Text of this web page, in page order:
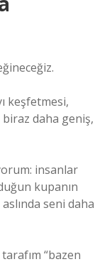
keşfetmesi,
daha geniş,
insanlar
kupanın
seni daha
“bazen